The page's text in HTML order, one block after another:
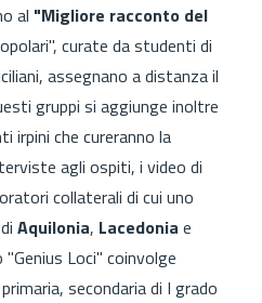
al "Migliore racconto del
curate da studenti di
assegnano a distanza il
gruppi si aggiunge inoltre
irpini che cureranno la
agli ospiti, i video di
collaterali di cui uno
Aquilonia, Lacedonia e
Loci" coinvolge
secondaria di I grado